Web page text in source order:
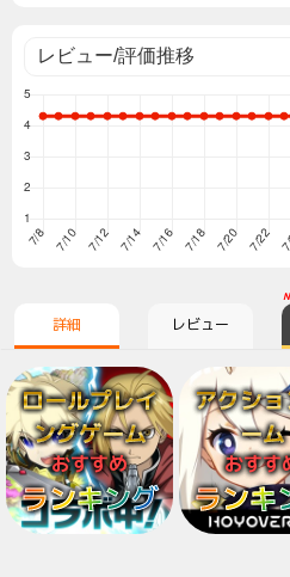
詳細 レビュー
ロールプレイ
ングゲーム
おすすめ
ランキング
アクシ
ーム
おすす
ランキ